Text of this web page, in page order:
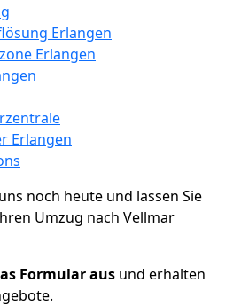
Erlangen
Erlangen
Erlangen
noch heute und lassen Sie
Umzug nach Vellmar
Formular aus und erhalten